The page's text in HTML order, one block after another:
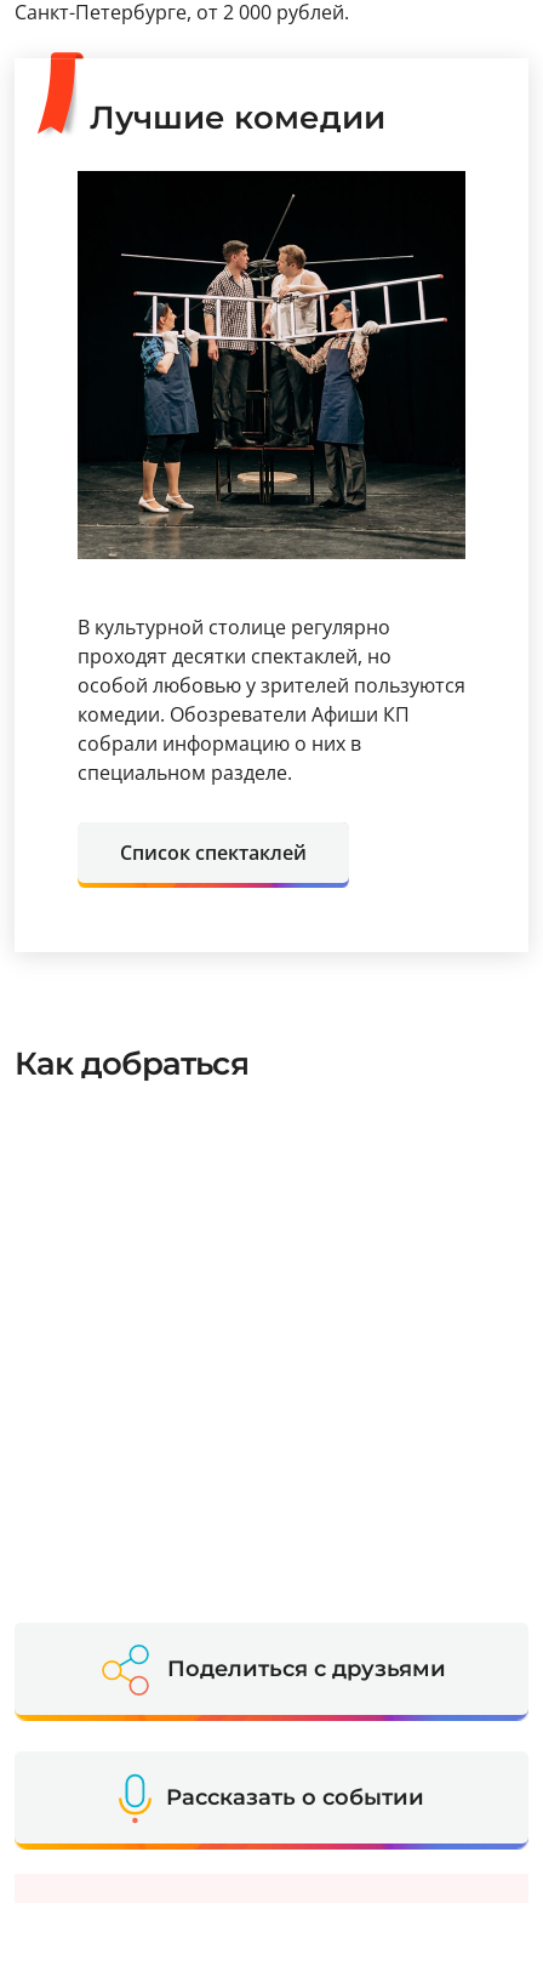
Санкт-Петербурге, от 2 000 рублей.
Лучшие комедии
В культурной столице регулярно
проходят десятки спектаклей, но
особой любовью у зрителей пользуются
комедии. Обозреватели Афиши КП
собрали информацию о них в
специальном разделе.
Список спектаклей
Как добраться
Поделиться с друзьями
Рассказать о событии